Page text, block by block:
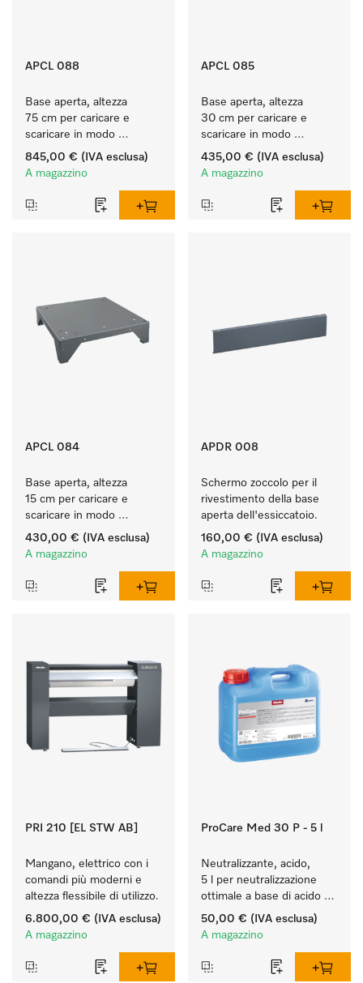
APCL 088
Base aperta, altezza
75 cm per caricare e
scaricare in modo
ergonomico la lavatrice e
l'essiccatoio.
845,00 € (IVA esclusa)
A magazzino
APCL 085
Base aperta, altezza
30 cm per caricare e
scaricare in modo
ergonomico la lavatrice e
l'essiccatoio.
435,00 € (IVA esclusa)
A magazzino
APCL 084
Base aperta, altezza
15 cm per caricare e
scaricare in modo
ergonomico la lavatrice e
l'essiccatoio.
430,00 € (IVA esclusa)
A magazzino
APDR 008
Schermo zoccolo per il
rivestimento della base
aperta dell'essiccatoio.
160,00 € (IVA esclusa)
A magazzino
PRI 210 [EL STW AB]
Mangano, elettrico con i
comandi più moderni e
altezza flessibile di utilizzo.
6.800,00 € (IVA esclusa)
A magazzino
ProCare Med 30 P - 5 l
Neutralizzante, acido,
5 l per neutralizzazione
ottimale a base di acido
inorganico.
50,00 € (IVA esclusa)
A magazzino